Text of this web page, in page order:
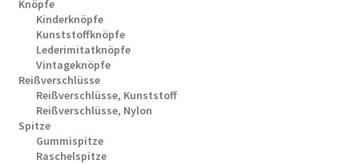
Knöpfe
Kinderknöpfe
Kunststoffknöpfe
Lederimitatknöpfe
Vintageknöpfe
Reißverschlüsse
Reißverschlüsse, Kunststoff
Reißverschlüsse, Nylon
Spitze
Gummispitze
Raschelspitze